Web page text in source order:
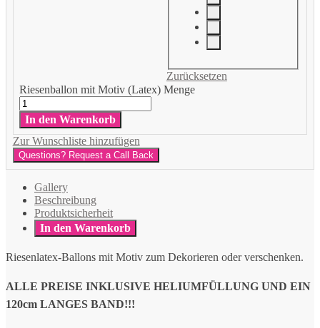
Zurücksetzen
Riesenballon mit Motiv (Latex) Menge
In den Warenkorb
Zur Wunschliste hinzufügen
Questions? Request a Call Back
Gallery
Beschreibung
Produktsicherheit
In den Warenkorb
Riesenlatex-Ballons mit Motiv zum Dekorieren oder verschenken.
ALLE PREISE INKLUSIVE HELIUMFÜLLUNG UND EIN
120cm LANGES BAND!!!